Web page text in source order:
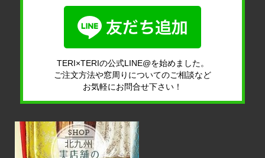
TERI×TERIの公式LINE@を始めました。
ご注文方法や窓周りについてのご相談など
お気軽にお問合せ下さい！